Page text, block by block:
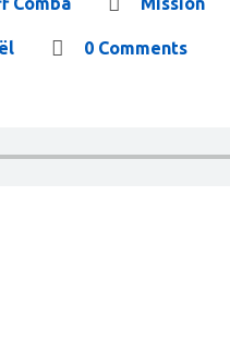
0 Comments